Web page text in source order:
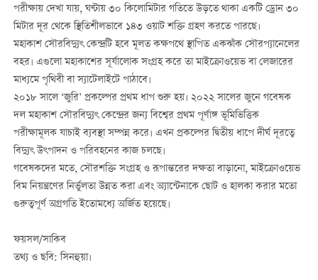
পরীক্ষায় দেখা যায়, ঘণ্টায় ৩০ কিলোমিটার গতিতে উড়তে থাকা একটি ড্রোন ৩০
মিটার দূর থেকে স্থিতিশীলভাবে ১৪৩ ওয়াট শক্তি গ্রহণ করতে পারছে।
মহাকাশ সৌরবিদ্যুৎ কেন্দ্রটি হবে মূলত কক্ষপথে স্থাপিত একঝাঁক সৌরপ্যানেলের
বহর। এগুলো মহাকাশের সূর্যালোক সংগ্রহ করে তা মাইক্রোওয়েভ বা লেজারের
মাধ্যমে পৃথিবী বা স্যাটেলাইটে পাঠাবে।
২০১৮ সালে ‘জুরি’ প্রকল্পের প্রথম ধাপ শুরু হয়। ২০২২ সালের জুনে গবেষক
দল মহাকাশ সৌরবিদ্যুৎ কেন্দ্রের জন্য বিশ্বের প্রথম পূর্ণাঙ্গ ভূমিভিত্তিক
পরীক্ষামূলক যাচাই ব্যবস্থা সম্পন্ন করে। এখন প্রকল্পের দ্বিতীয় ধাপে দীর্ঘ দূরত্বে
বিদ্যুৎ উৎপাদন ও পরিবহনের কাজ চলছে।
গবেষকদের মতে, সৌরশক্তি সংগ্রহ ও রূপান্তরের দক্ষতা বাড়ানো, মাইক্রোওয়েভ
বিম নিয়ন্ত্রণের নির্ভুলতা উন্নত করা এবং অ্যান্টেনাকে ছোট ও হালকা করার মতো
গুরুত্বপূর্ণ অগ্রগতি ইতোমধ্যে অর্জিত হয়েছে।
ফয়সল/সাকিব
তথ্য ও ছবি: সিনহুয়া।